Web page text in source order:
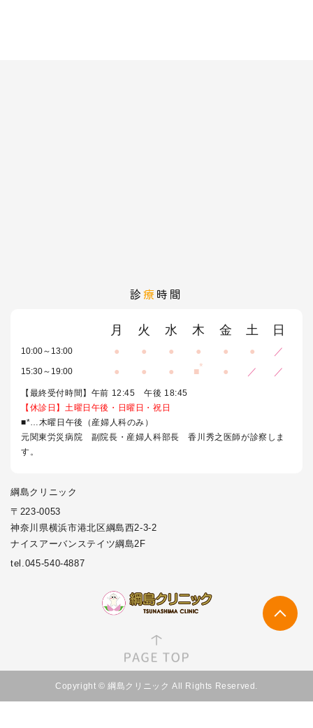
診 療 時間
月 火 水 木 金 土 日
10:00～13:00 ● ● ● ● ● ● ／
15:30～19:00 ● ● ● ■* ● ／ ／
【最終受付時間】午前 12:45 午後 18:45
【休診日】土曜日午後・日曜日・祝日
■*…木曜日午後（産婦人科のみ）
元関東労災病院 副院長・産婦人科部長 香川秀之医師が診察しま
す。
綱島クリニック
〒223-0053
神奈川県横浜市港北区綱島西2-3-2
ナイスアーバンステイツ綱島2F
tel.045-540-4887
Copyright © 綱島クリニック All Rights Reserved.